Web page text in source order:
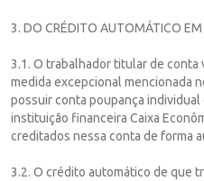
3. DO CRÉDITO AUTOMÁTICO
3.1. O trabalhador titular de
medida excepcional mencionada
possuir conta poupança
instituição financeira Caixa
creditados nessa conta de forma
3.2. O crédito automático de que